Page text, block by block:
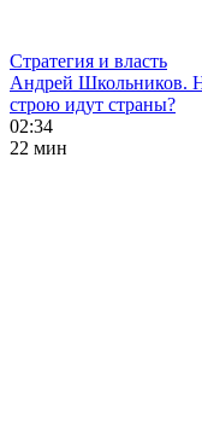
Стратегия и власть
Андрей Школьников.
строю идут страны?
02:34
22 мин